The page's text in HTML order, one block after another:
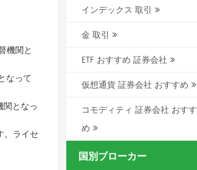
機関と
なって
関となっ
。ライセ
インデックス 取引
金 取引
ETF おすすめ 証券会社
仮想通貨 証券会社 おすすめ
コモディティ 証券会社 おすす
め
国別ブローカー